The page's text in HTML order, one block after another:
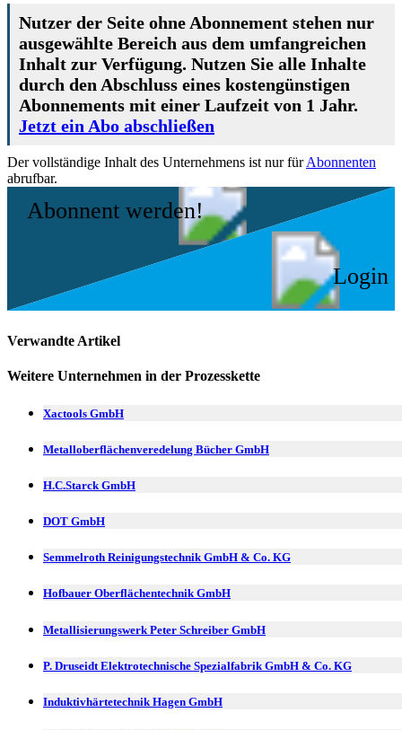
Nutzer der Seite ohne Abonnement stehen nur
ausgewählte Bereich aus dem umfangreichen
Inhalt zur Verfügung. Nutzen Sie alle Inhalte
durch den Abschluss eines kostengünstigen
Abonnements mit einer Laufzeit von 1 Jahr.
Jetzt ein Abo abschließen
Der vollständige Inhalt des Unternehmens ist nur fürAbonnenten
abrufbar.
Abonnent werden!
Login
Verwandte Artikel
Weitere Unternehmen in der Prozesskette
Xactools GmbH
Metalloberflächenveredelung Bücher GmbH
H.C.Starck GmbH
DOT GmbH
Semmelroth Reinigungstechnik GmbH & Co. KG
Hofbauer Oberflächentechnik GmbH
Metallisierungswerk Peter Schreiber GmbH
P. Druseidt Elektrotechnische Spezialfabrik GmbH & Co. KG
Induktivhärtetechnik Hagen GmbH